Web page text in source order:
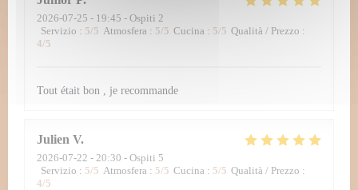
2026-07-25 - 19:45 - Ospiti 2
Servizio : 5/5 Atmosfera : 5/5 Cucina : 5/5 Qualità / Prezzo :
4/5
Tout était bon , je recommande
Julien V
2026-07-22 - 20:30 - Ospiti 5
Servizio : 5/5 Atmosfera : 5/5 Cucina : 5/5 Qualità / Prezzo :
4/5